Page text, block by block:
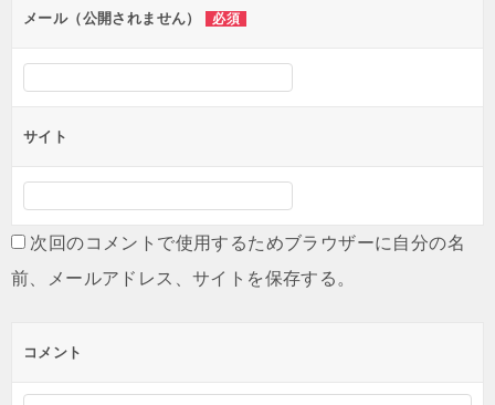
ンメール（公開されません） 必須
サイト
次回のコメントで使用するためブラウザーに自分の名
前、メールアドレス、サイトを保存する。
コメント